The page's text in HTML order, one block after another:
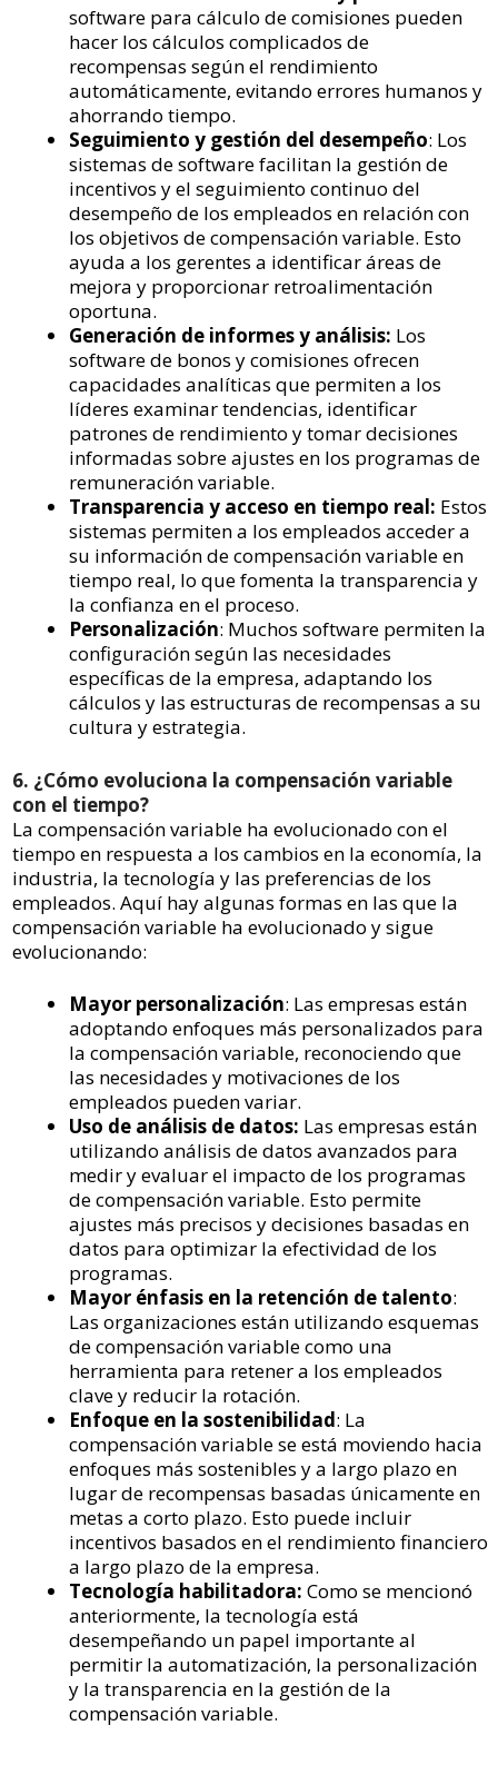
software para cálculo de comisiones pueden
hacer los cálculos complicados de
recompensas según el rendimiento
automáticamente, evitando errores humanos y
ahorrando tiempo.
Seguimiento y gestión del desempeño: Los
sistemas de software facilitan la gestión de
incentivos y el seguimiento continuo del
desempeño de los empleados en relación con
los objetivos de compensación variable. Esto
ayuda a los gerentes a identificar áreas de
mejora y proporcionar retroalimentación
oportuna.
Generación de informes y análisis: Los
software de bonos y comisiones ofrecen
capacidades analíticas que permiten a los
líderes examinar tendencias, identificar
patrones de rendimiento y tomar decisiones
informadas sobre ajustes en los programas de
remuneración variable.
Transparencia y acceso en tiempo real: Estos
sistemas permiten a los empleados acceder a
su información de compensación variable en
tiempo real, lo que fomenta la transparencia y
la confianza en el proceso.
Personalización: Muchos software permiten la
configuración según las necesidades
específicas de la empresa, adaptando los
cálculos y las estructuras de recompensas a su
cultura y estrategia.
6. ¿Cómo evoluciona la compensación variable
con el tiempo?
La compensación variable ha evolucionado con el
tiempo en respuesta a los cambios en la economía, la
industria, la tecnología y las preferencias de los
empleados. Aquí hay algunas formas en las que la
compensación variable ha evolucionado y sigue
evolucionando:
Mayor personalización: Las empresas están
adoptando enfoques más personalizados para
la compensación variable, reconociendo que
las necesidades y motivaciones de los
empleados pueden variar.
Uso de análisis de datos: Las empresas están
utilizando análisis de datos avanzados para
medir y evaluar el impacto de los programas
de compensación variable. Esto permite
ajustes más precisos y decisiones basadas en
datos para optimizar la efectividad de los
programas.
Mayor énfasis en la retención de talento:
Las organizaciones están utilizando esquemas
de compensación variable como una
herramienta para retener a los empleados
clave y reducir la rotación.
Enfoque en la sostenibilidad: La
compensación variable se está moviendo hacia
enfoques más sostenibles y a largo plazo en
lugar de recompensas basadas únicamente en
metas a corto plazo. Esto puede incluir
incentivos basados en el rendimiento financiero
a largo plazo de la empresa.
Tecnología habilitadora: Como se mencionó
anteriormente, la tecnología está
desempeñando un papel importante al
permitir la automatización, la personalización
y la transparencia en la gestión de la
compensación variable.